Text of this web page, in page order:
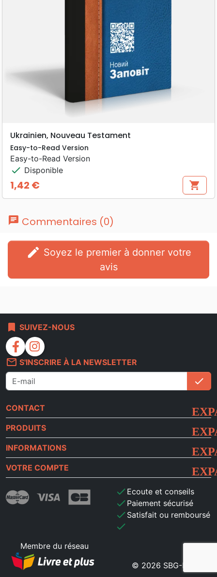
Ukrainien, Nouveau Testament
Easy-to-Read Version
Easy-to-Read Version
check Disponible
Prix
1,42 € shopping_cart
chat Commentaires (0)
edit
avis
bookmark SUIVEZ-NOUS
facebook
instagram
mail_outline S'INSCRIRE À LA NEWSLETTER
check
CONTACT
PRODUITS
INFORMATIONS
VOTRE COMPTE
check Ecoute et conseils
check Paiement sécurisé
check Satisfait ou remboursé
check
Membre du réseau
© 2026 SBG-MB